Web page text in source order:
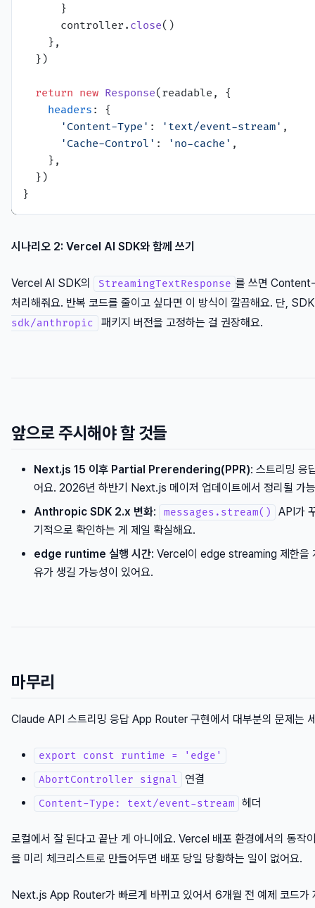
      }
      controller.
close()
    },
  })
return new Response(readable, {
headers : {
'Content-Type' : 'text/event-stream' ,
'Cache-Control' : 'no-cache' ,
    },
  })
시나리오 2: Vercel AI SDK와 함께 쓰기
Vercel AI SDK의 StreamingTextResponse 를 쓰면
처리해줘요. 반복 코드를 줄이고 싶다면 이 방식이 깔끔해요. 단,
sdk/anthropic 패키지 버전을 고정하는 걸 권장해요.
앞으로 주시해야 할 것들
Next.js 15 이후 Partial Prerendering(PPR): 스트리밍 응
어요. 2026년 하반기 Next.js 메이저 업데이트에서 정리될 가
Anthropic SDK 2.x 변화: messages.stream()
API가
기적으로 확인하는 게 제일 확실해요.
edge runtime 실행 시간: Vercel이 edge streaming 제한을
유가 생길 가능성이 있어요.
마무리
Claude API 스트리밍 응답 App Router 구현에서 대부분의 문제는
export const runtime = 'edge'
AbortController signal
연결
Content-Type: text/event-stream 헤더
로컬에서 잘 된다고 끝난 게 아니에요. Vercel 배포 환경에서의 동
을 미리 체크리스트로 만들어두면 배포 당일 당황하는 일이 없어요.
Next.js App Router가 빠르게 바뀌고 있어서 6개월 전 예제 코드가